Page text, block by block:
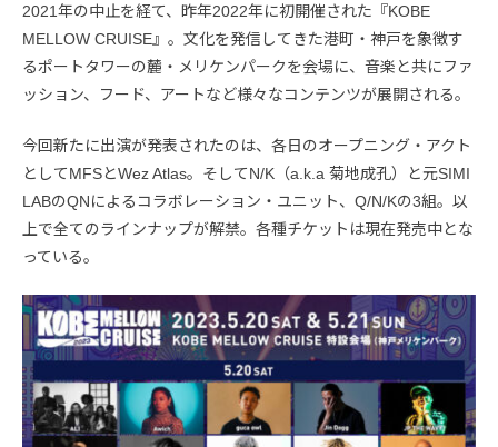
2021年の中止を経て、昨年2022年に初開催された『KOBE
MELLOW CRUISE』。文化を発信してきた港町・神戸を象徴す
るポートタワーの麓・メリケンパークを会場に、音楽と共にファ
ッション、フード、アートなど様々なコンテンツが展開される。
今回新たに出演が発表されたのは、各日のオープニング・アクト
としてMFSとWez Atlas。そしてN/K（a.k.a 菊地成孔）と元SIMI
LABのQNによるコラボレーション・ユニット、Q/N/Kの3組。以
上で全てのラインナップが解禁。各種チケットは現在発売中とな
っている。